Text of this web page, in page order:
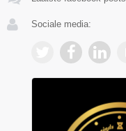
Sociale media: